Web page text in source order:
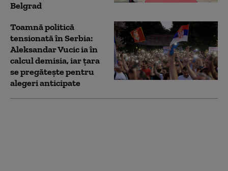
Belgrad
Toamnă politică
tensionată în Serbia:
Aleksandar Vucic ia în
calcul demisia, iar țara
se pregătește pentru
alegeri anticipate